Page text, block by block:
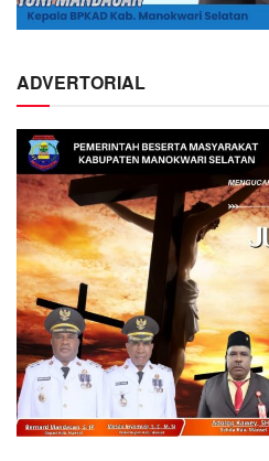
ADVERTORIAL